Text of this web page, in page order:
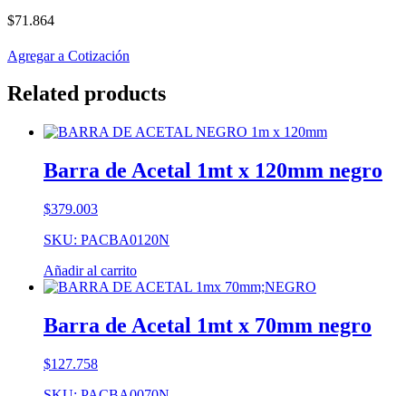
$71.864
Agregar a Cotización
Related products
Barra de Acetal 1mt x 120mm negro
$379.003
SKU: PACBA0120N
Añadir al carrito
Barra de Acetal 1mt x 70mm negro
$127.758